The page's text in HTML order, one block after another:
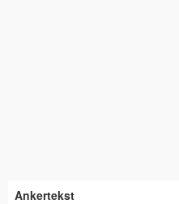
Ankertekst